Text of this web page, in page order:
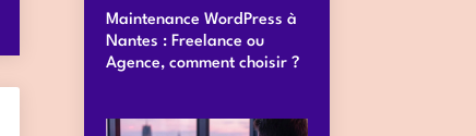
Maintenance WordPress à
Nantes : Freelance ou
Agence, comment choisir ?